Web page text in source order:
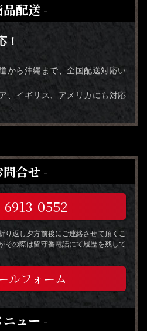
品配送 -
！
から沖縄まで、全国配送対応い
、イギリス、アメリカにも対応
問合せ -
6913-0552
り返し夕方前後にご連絡させて頂くこ
その際は留守番電話にて履歴を残して
ルフォーム
ニュー -